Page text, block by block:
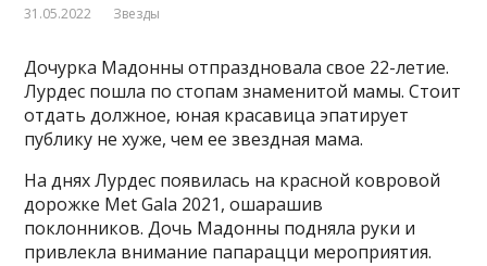
31.05.2022 Звезды
Дочурка Мадонны отпраздновала свое 22-летие.
Лурдес пошла по стопам знаменитой мамы. Стоит
отдать должное, юная красавица эпатирует
публику не хуже, чем ее звездная мама.
На днях Лурдес появилась на красной ковровой
дорожке Met Gala 2021, ошарашив
поклонников. Дочь Мадонны подняла руки и
привлекла внимание папарацци мероприятия.